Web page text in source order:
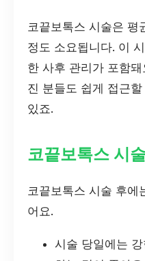
코끝보톡스 시술은 평
정도 소요됩니다. 이
한 사후 관리가 포함
진 분들도 쉽게 접근
있죠.
코끝보톡스 시
코끝보톡스 시술 후에
어요.
시술 당일에는